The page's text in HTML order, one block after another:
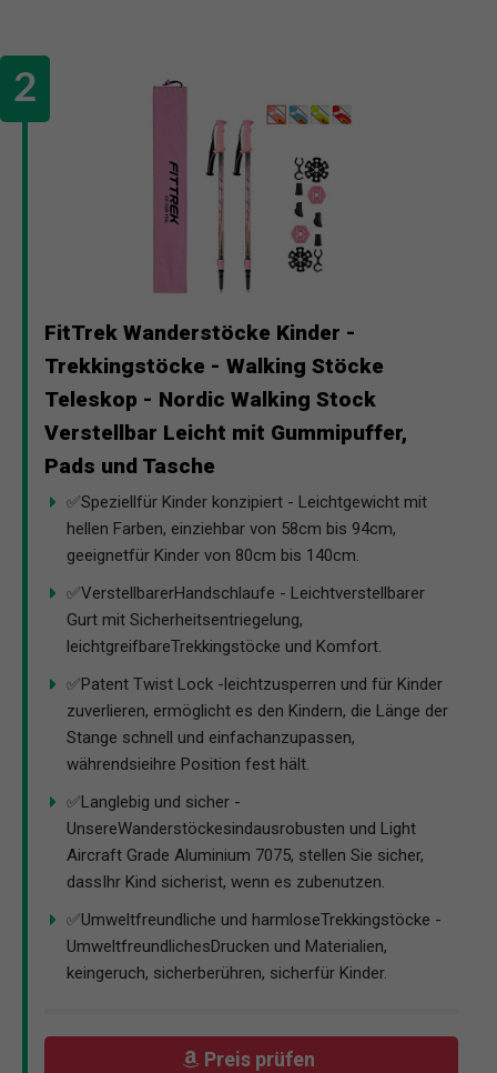
FitTrek Wanderstöcke Kinder -
Trekkingstöcke - Walking Stöcke
Teleskop - Nordic Walking Stock
Verstellbar Leicht mit Gummipuffer,
Pads und Tasche
✅Speziellfür Kinder konzipiert - Leichtgewicht mit
hellen Farben, einziehbar von 58cm bis 94cm,
geeignetfür Kinder von 80cm bis 140cm.
✅VerstellbarerHandschlaufe - Leichtverstellbarer
Gurt mit Sicherheitsentriegelung,
leichtgreifbareTrekkingstöcke und Komfort.
✅Patent Twist Lock -leichtzusperren und für Kinder
zuverlieren, ermöglicht es den Kindern, die Länge der
Stange schnell und einfachanzupassen,
währendsieihre Position fest hält.
✅Langlebig und sicher -
UnsereWanderstöckesindausrobusten und Light
Aircraft Grade Aluminium 7075, stellen Sie sicher,
dassIhr Kind sicherist, wenn es zubenutzen.
✅Umweltfreundliche und harmloseTrekkingstöcke -
UmweltfreundlichesDrucken und Materialien,
keingeruch, sicherberühren, sicherfür Kinder.
Preis prüfen